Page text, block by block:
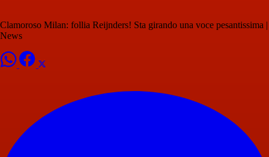
Clamoroso Milan: follia Reijnders! Sta girando una voce pesantissima |
News